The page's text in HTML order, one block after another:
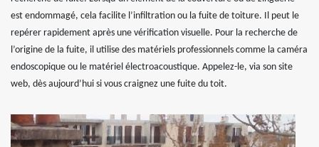
est endommagé, cela facilite l’infiltration ou la fuite de toiture. Il peut le
repérer rapidement après une vérification visuelle. Pour la recherche de
l’origine de la fuite, il utilise des matériels professionnels comme la caméra
endoscopique ou le matériel électroacoustique. Appelez-le, via son site
web, dès aujourd’hui si vous craignez une fuite du toit.